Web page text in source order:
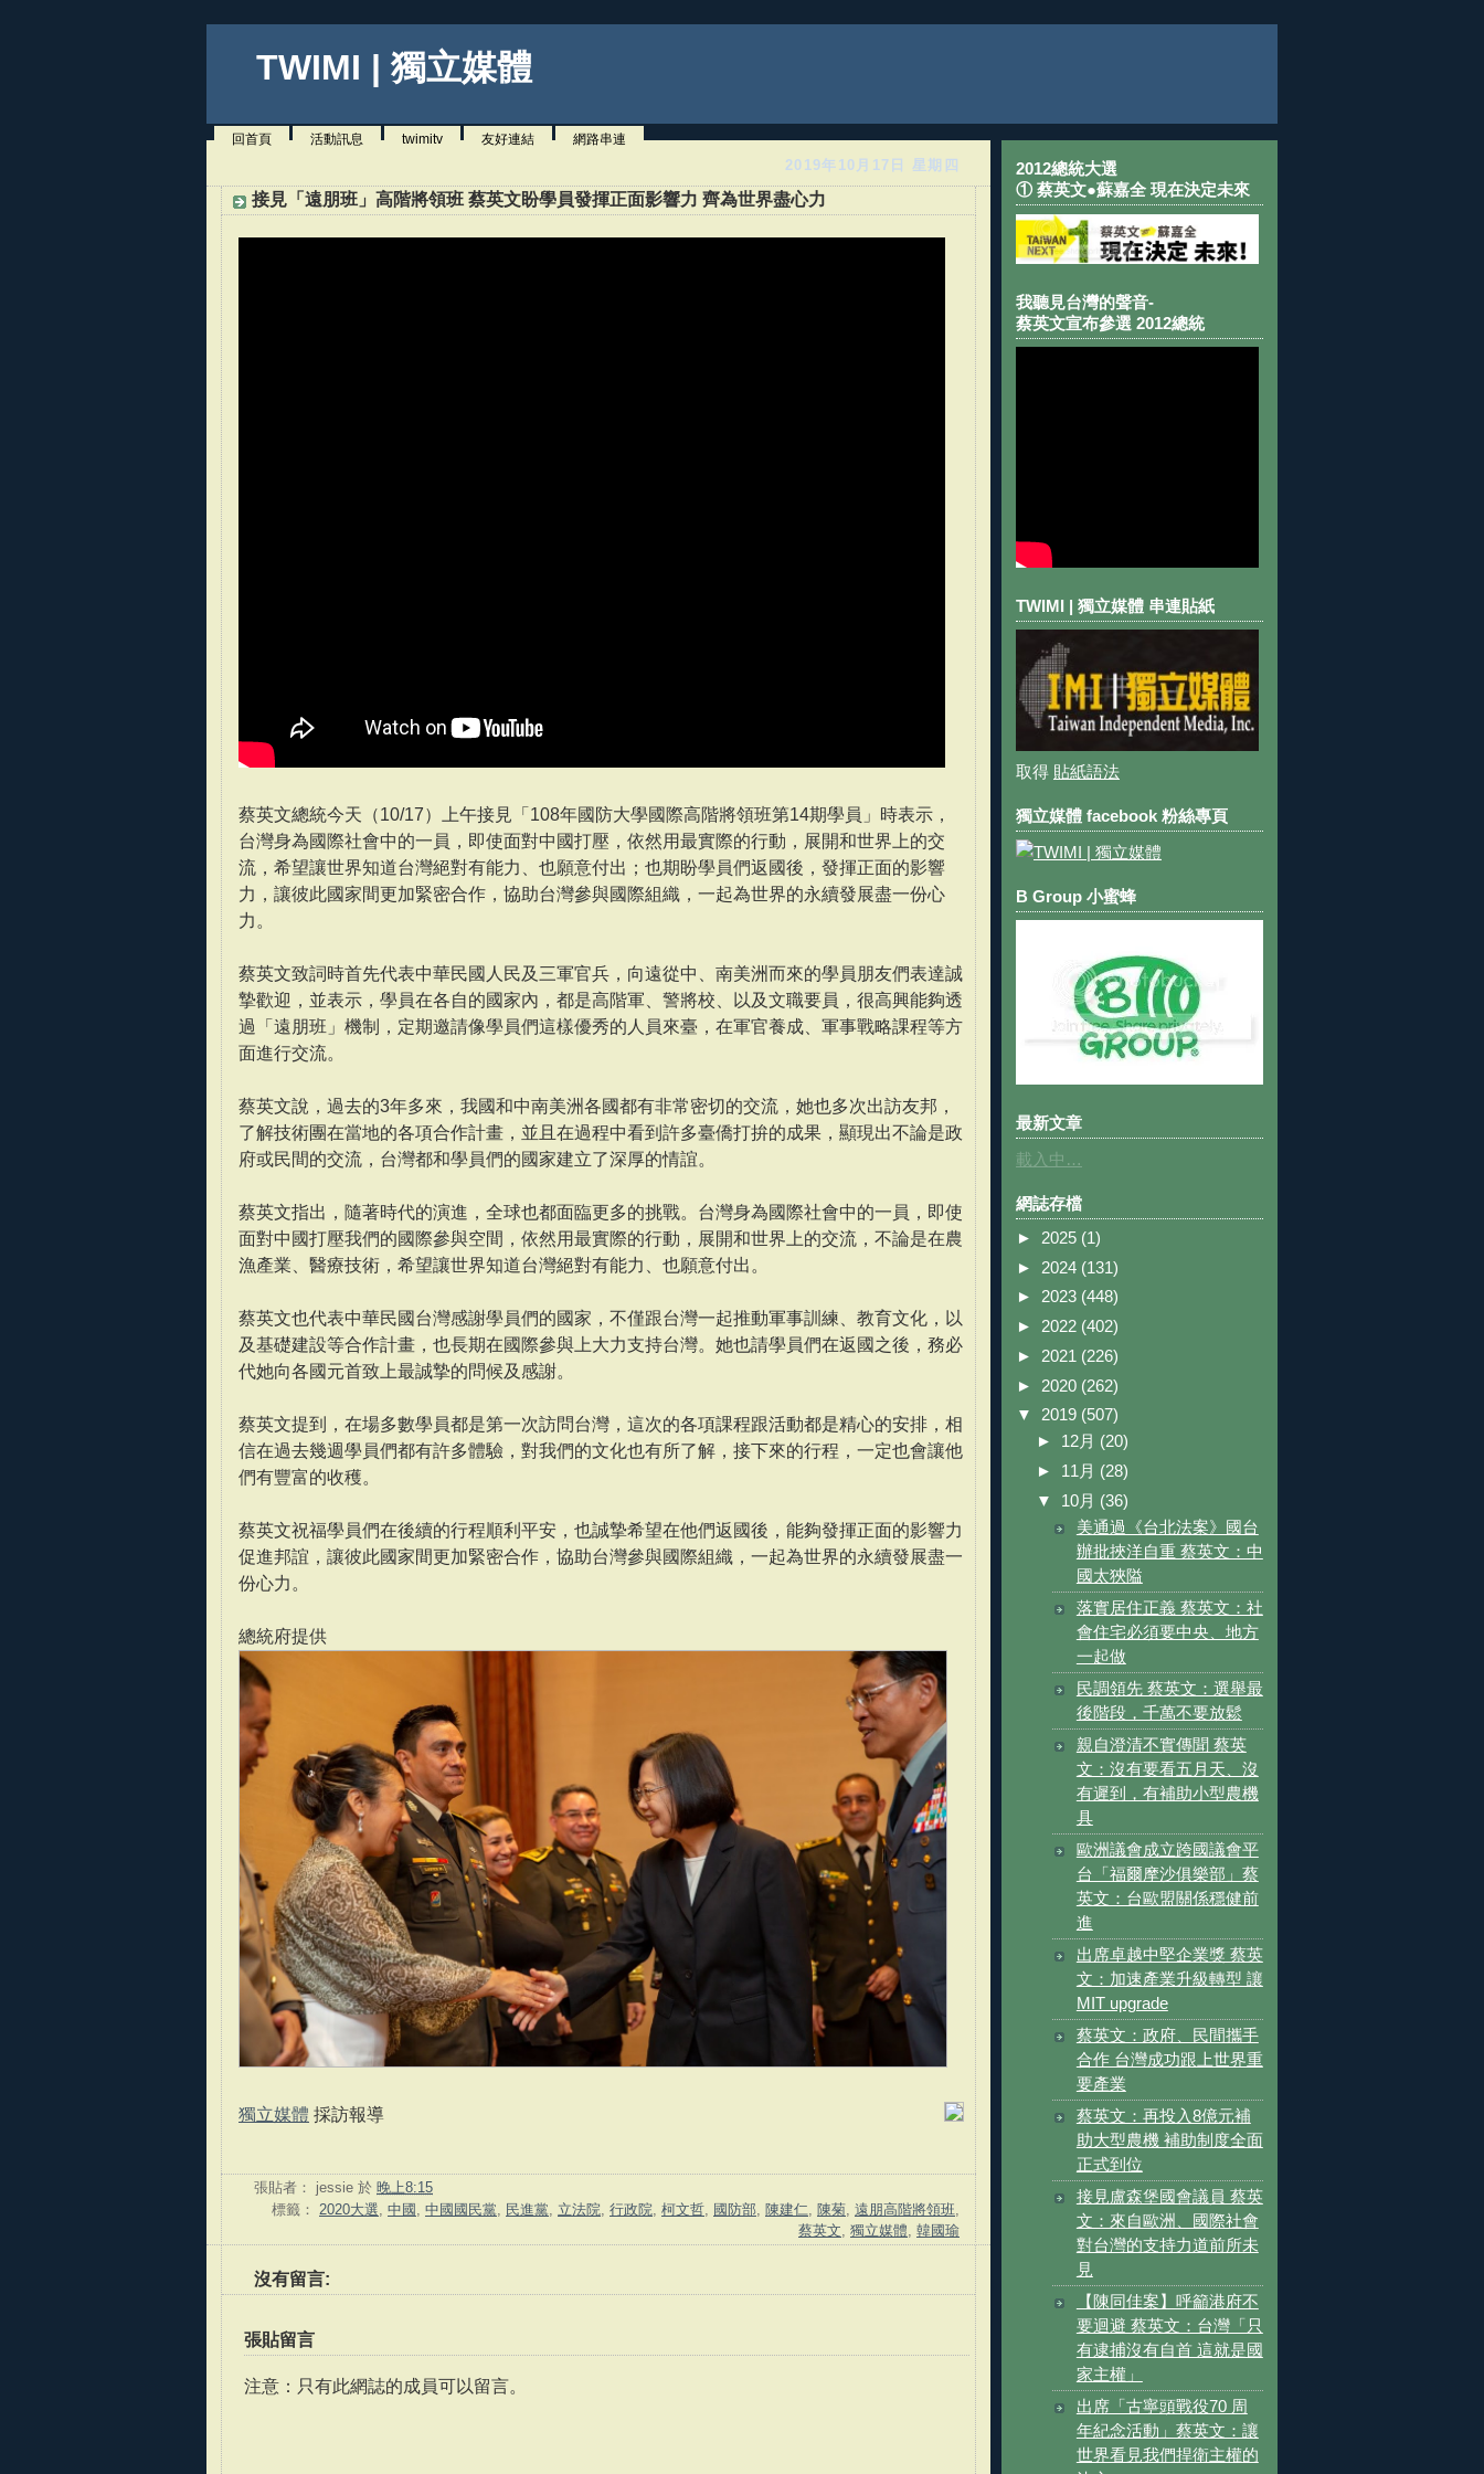
TWIMI | 獨立媒體
回首頁 活動訊息 twimitv 友好連結 網路串連
2019年10月17日 星期四
接見「遠朋班」高階將領班 蔡英文盼學員發揮正面影響力 齊為世界盡心力
蔡英文總統今天（10/17）上午接見「108年國防大學國際高階將領班第14期學員」時表示，
台灣身為國際社會中的一員，即使面對中國打壓，依然用最實際的行動，展開和世界上的交
流，希望讓世界知道台灣絕對有能力、也願意付出；也期盼學員們返國後，發揮正面的影響
力，讓彼此國家間更加緊密合作，協助台灣參與國際組織，一起為世界的永續發展盡一份心
力。
蔡英文致詞時首先代表中華民國人民及三軍官兵，向遠從中、南美洲而來的學員朋友們表達誠
摯歡迎，並表示，學員在各自的國家內，都是高階軍、警將校、以及文職要員，很高興能夠透
過「遠朋班」機制，定期邀請像學員們這樣優秀的人員來臺，在軍官養成、軍事戰略課程等方
面進行交流。
蔡英文說，過去的3年多來，我國和中南美洲各國都有非常密切的交流，她也多次出訪友邦，
了解技術團在當地的各項合作計畫，並且在過程中看到許多臺僑打拚的成果，顯現出不論是政
府或民間的交流，台灣都和學員們的國家建立了深厚的情誼。
蔡英文指出，隨著時代的演進，全球也都面臨更多的挑戰。台灣身為國際社會中的一員，即使
面對中國打壓我們的國際參與空間，依然用最實際的行動，展開和世界上的交流，不論是在農
漁產業、醫療技術，希望讓世界知道台灣絕對有能力、也願意付出。
蔡英文也代表中華民國台灣感謝學員們的國家，不僅跟台灣一起推動軍事訓練、教育文化，以
及基礎建設等合作計畫，也長期在國際參與上大力支持台灣。她也請學員們在返國之後，務必
代她向各國元首致上最誠摯的問候及感謝。
蔡英文提到，在場多數學員都是第一次訪問台灣，這次的各項課程跟活動都是精心的安排，相
信在過去幾週學員們都有許多體驗，對我們的文化也有所了解，接下來的行程，一定也會讓他
們有豐富的收穫。
蔡英文祝福學員們在後續的行程順利平安，也誠摯希望在他們返國後，能夠發揮正面的影響力
促進邦誼，讓彼此國家間更加緊密合作，協助台灣參與國際組織，一起為世界的永續發展盡一
份心力。
總統府提供
獨立媒體 採訪報導
張貼者： jessie 於 晚上8:15
標籤： 2020大選 中國 中國國民黨 民進黨 立法院 行政院 柯文哲 國防部 陳建仁 陳菊 遠朋高階將領班
蔡英文 獨立媒體 韓國瑜
沒有留言:
張貼留言
注意：只有此網誌的成員可以留言。
2012總統大選
① 蔡英文●蘇嘉全 現在決定未來
我聽見台灣的聲音-
蔡英文宣布參選 2012總統
TWIMI | 獨立媒體 串連貼紙
取得 貼紙語法
獨立媒體 facebook 粉絲專頁
B Group 小蜜蜂
最新文章
載入中…
網誌存檔
► 2025 (1)
► 2024 (131)
► 2023 (448)
► 2022 (402)
► 2021 (226)
► 2020 (262)
▼ 2019 (507)
► 12月 (20)
► 11月 (28)
▼ 10月 (36)
美通過《台北法案》國台
辦批挾洋自重 蔡英文：中
國太狹隘
落實居住正義 蔡英文：社
會住宅必須要中央、地方
一起做
民調領先 蔡英文：選舉最
後階段，千萬不要放鬆
親自澄清不實傳聞 蔡英
文：沒有要看五月天、沒
有遲到，有補助小型農機
具
歐洲議會成立跨國議會平
台「福爾摩沙俱樂部」蔡
英文：台歐盟關係穩健前
進
出席卓越中堅企業獎 蔡英
文：加速產業升級轉型 讓
MIT upgrade
蔡英文：政府、民間攜手
合作 台灣成功跟上世界重
要產業
蔡英文：再投入8億元補
助大型農機 補助制度全面
正式到位
接見盧森堡國會議員 蔡英
文：來自歐洲、國際社會
對台灣的支持力道前所未
見
【陳同佳案】呼籲港府不
要迴避 蔡英文：台灣「只
有逮捕沒有自首 這就是國
家主權」
出席「古寧頭戰役70 周
年紀念活動」蔡英文：讓
世界看見我們捍衛主權的